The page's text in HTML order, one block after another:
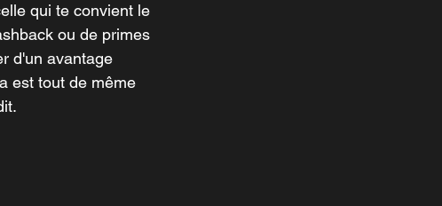
qui te convient le
ou de primes
d'un avantage
est tout de même